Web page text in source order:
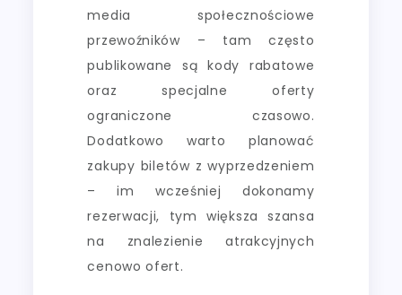
media społecznościowe
przewoźników – tam często
publikowane są kody rabatowe
oraz specjalne oferty
ograniczone czasowo.
Dodatkowo warto planować
zakupy biletów z wyprzedzeniem
– im wcześniej dokonamy
rezerwacji, tym większa szansa
na znalezienie atrakcyjnych
cenowo ofert.